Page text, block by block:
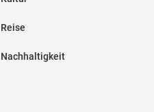
Reise
Nachhaltigkeit